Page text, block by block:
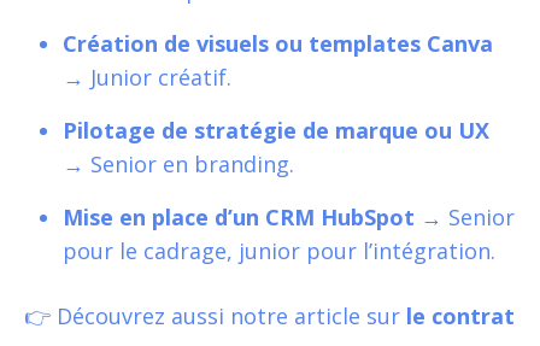
Création de visuels ou templates Canva
→ Junior créatif.
Pilotage de stratégie de marque ou UX
→ Senior en branding.
Mise en place d’un CRM HubSpot → Senior
pour le cadrage, junior pour l’intégration.
👉 Découvrez aussi notre article sur le contrat